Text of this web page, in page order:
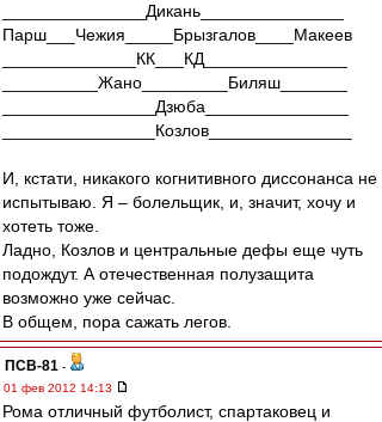
_______________Дикань_______________
Парш___Чежия_____Брызгалов____Макеев
______________КК___КД_______________
__________Жано_________Биляш_______
________________Дзюба_______________
________________Козлов_______________
И, кстати, никакого когнитивного диссонанса не
испытываю. Я – болельщик, и, значит, хочу и
хотеть тоже.
Ладно, Козлов и центральные дефы еще чуть
подождут. А отечественная полузащита
возможно уже сейчас.
В общем, пора сажать легов.
ПСВ-81 -
01 фев 2012 14:13
Рома отличный футболист, спартаковец и